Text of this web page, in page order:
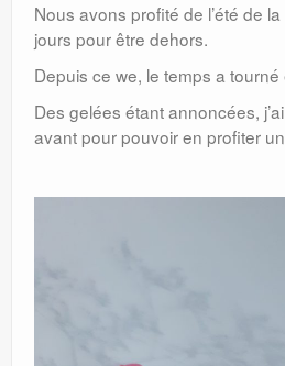
Nous avons profité de l’été de
jours pour être dehors.
Depuis ce we, le temps a tourné
Des gelées étant annoncées,
avant pour pouvoir en profiter